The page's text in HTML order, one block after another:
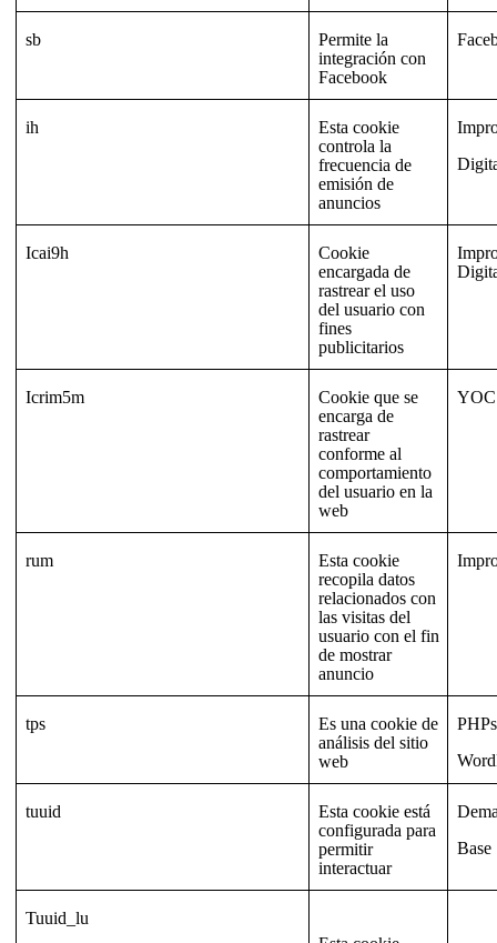
sb
Permite la
integración con
Facebook
ih
Esta cookie
controla la
frecuencia de
emisión de
anuncios
Icai9h
Cookie
encargada de
rastrear el uso
del usuario con
fines
publicitarios
Icrim5m
Cookie que se
encarga de
rastrear
conforme al
comportamiento
del usuario en la
web
YOC
rum
Esta cookie
recopila datos
relacionados con
las visitas del
usuario con el fin
de mostrar
anuncio
tps
Es una cookie de
análisis del sitio
web
tuuid
Esta cookie está
configurada para
permitir
interactuar
Base
Tuuid_lu